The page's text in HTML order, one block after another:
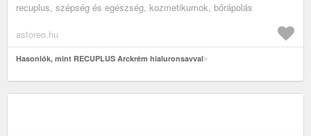
recuplus, szépség és egészség, kozmetikumok, bőrápolás
astoreo.hu
Hasonlók, mint RECUPLUS Arckrém hialuronsavval